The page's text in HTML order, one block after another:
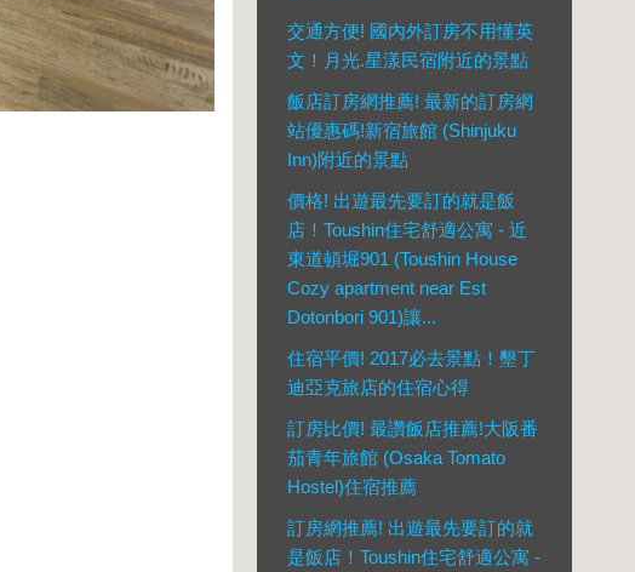
交通方便! 國內外訂房不用懂英
文！月光.星漾民宿附近的景點
飯店訂房網推薦! 最新的訂房網
站優惠碼!新宿旅館 (Shinjuku
Inn)附近的景點
價格! 出遊最先要訂的就是飯
店！Toushin住宅舒適公寓 - 近
東道頓堀901 (Toushin House
Cozy apartment near Est
Dotonbori 901)讓...
住宿平價! 2017必去景點！墾丁
迪亞克旅店的住宿心得
訂房比價! 最讚飯店推薦!大阪番
茄青年旅館 (Osaka Tomato
Hostel)住宿推薦
訂房網推薦! 出遊最先要訂的就
是飯店！Toushin住宅舒適公寓 -